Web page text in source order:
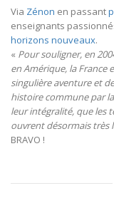
Via Zénon en passant
enseignants
horizons nouveaux.
« Pour souligner, en
en Amérique, la France
singulière aventure et
histoire commune par
leur intégralité, que les
ouvrent désormais très
BRAVO !